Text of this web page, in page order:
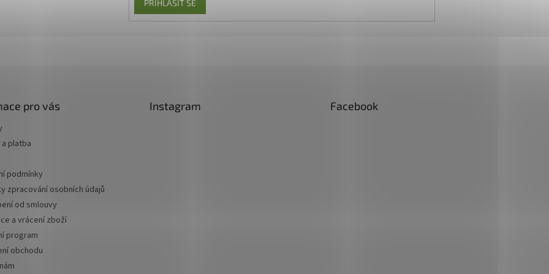
PŘIHLÁSIT SE
pro vás
platba
podmínky
zpracování osobních údajů
od smlouvy
a vrácení zboží
program
obchodu
Instagram Facebook